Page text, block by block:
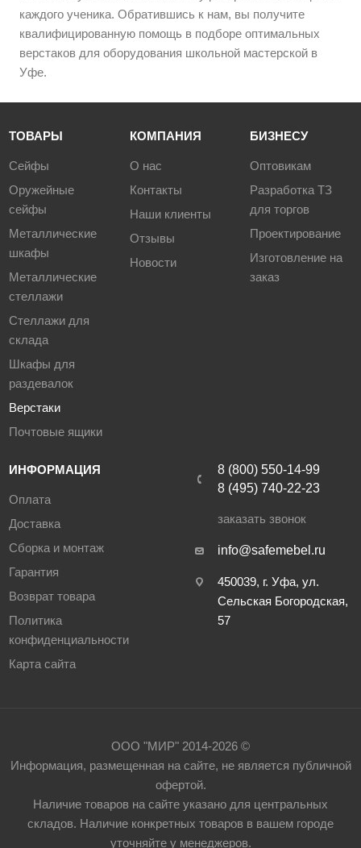
каждого ученика. Обратившись к нам, вы получите
квалифицированную помощь в подборе оптимальных
верстаков для оборудования школьной мастерской в
Уфе.
ТОВАРЫ
Сейфы
Оружейные
сейфы
Металлические
шкафы
Металлические
стеллажи
Стеллажи для
склада
Шкафы для
раздевалок
Верстаки
Почтовые ящики
КОМПАНИЯ
О нас
Контакты
Наши клиенты
Отзывы
Новости
БИЗНЕСУ
Оптовикам
Разработка ТЗ
для торгов
Проектирование
Изготовление на
заказ
ИНФОРМАЦИЯ
Оплата
Доставка
Сборка и монтаж
Гарантия
Возврат товара
Политика
конфиденциальности
Карта сайта
8 (800) 550-14-99
8 (495) 740-22-23
заказать звонок
info@safemebel.ru
450039, г. Уфа, ул.
Сельская Богородская,
57
ООО "МИР" 2014-2026 ©
Информация, размещенная на сайте, не является публичной
офертой.
Наличие товаров на сайте указано для центральных
складов. Наличие конкретных товаров в вашем городе
уточняйте у менеджеров.